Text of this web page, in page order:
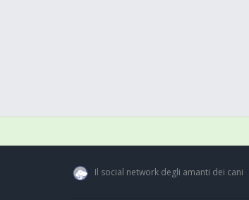
Il social network degli amanti dei cani